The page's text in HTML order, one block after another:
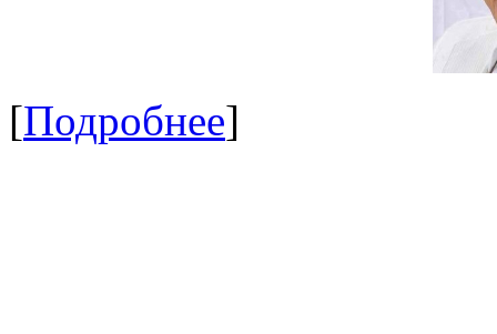
[Подробнее]